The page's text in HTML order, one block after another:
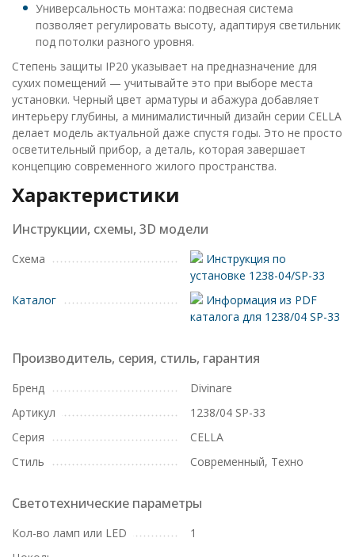
Универсальность монтажа: подвесная система
позволяет регулировать высоту, адаптируя светильник
под потолки разного уровня.
Степень защиты IP20 указывает на предназначение для
сухих помещений — учитывайте это при выборе места
установки. Черный цвет арматуры и абажура добавляет
интерьеру глубины, а минималистичный дизайн серии CELLA
делает модель актуальной даже спустя годы. Это не просто
осветительный прибор, а деталь, которая завершает
концепцию современного жилого пространства.
Характеристики
Инструкции, схемы, 3D модели
Схема
Инструкция по
установке 1238-04/SP-33
Каталог
Информация из PDF
каталога для 1238/04 SP-33
Производитель, серия, стиль, гарантия
Бренд
Divinare
Артикул
1238/04 SP-33
Серия
CELLA
Стиль
Современный, Техно
Светотехнические параметры
Кол-во ламп или LED
1